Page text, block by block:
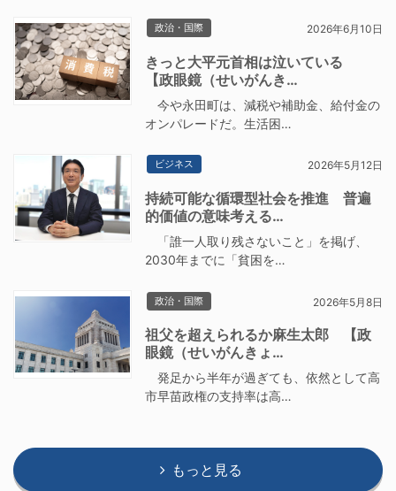
政治・国際 2026年6月10日
きっと大平元首相は泣いている
【政眼鏡（せいがんき…
今や永田町は、減税や補助金、給付金の
オンパレードだ。生活困…
ビジネス 2026年5月12日
持続可能な循環型社会を推進 普遍
的価値の意味考える…
「誰一人取り残さないこと」を掲げ、
2030年までに「貧困を…
政治・国際 2026年5月8日
祖父を超えられるか麻生太郎 【政
眼鏡（せいがんきょ…
発足から半年が過ぎても、依然として高
市早苗政権の支持率は高…
もっと見る